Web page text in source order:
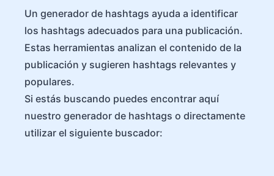
Un generador de hashtags ayuda a identificar
los hashtags adecuados para una publicación.
Estas herramientas analizan el contenido de la
publicación y sugieren hashtags relevantes y
populares.
Si estás buscando puedes encontrar aquí
nuestro generador de hashtags o directamente
utilizar el siguiente buscador: